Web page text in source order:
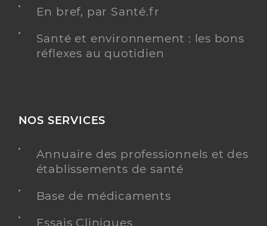
En bref, par Santé.fr
Santé et environnement : les bons
réflexes au quotidien
NOS SERVICES
Annuaire des professionnels et des
établissements de santé
Base de médicaments
Essais Cliniques